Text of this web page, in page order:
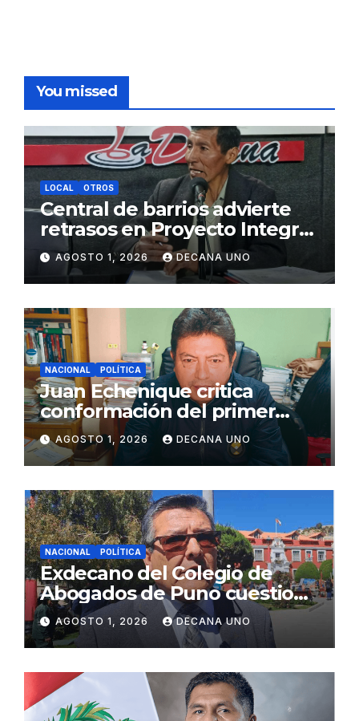
You missed
LOCAL OTROS
Central de barrios advierte
retrasos en Proyecto Integral
de Agua y Alcantarillado para
Juliaca
AGOSTO 1, 2026 DECANA UNO
NACIONAL POLÍTICA
Juan Echenique critica
conformación del primer
gabinete ministerial de Keiko
Fujimori
AGOSTO 1, 2026 DECANA UNO
NACIONAL POLÍTICA
Exdecano del Colegio de
Abogados de Puno cuestiona
propuestas sobre seguridad
ciudadana
AGOSTO 1, 2026 DECANA UNO